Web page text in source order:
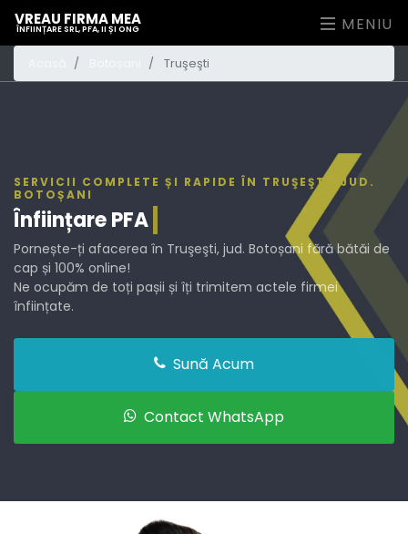
VREAU FIRMA MEA
ÎNFIINȚARE SRL, PFA, II ȘI ONG MENIU
Truşeşti
SERVICII COMPLETE ȘI RAPIDE ÎN TRUŞEŞTI, JUD.
BOTOȘANI
ÎnființarePFA
Pornește-ți afacerea în Truşeşti, jud. Botoșani fără bătăi de
cap și 100% online!
Ne ocupăm de toți pașii și îți trimitem actele firmei
înființate.
Sună Acum
Contact WhatsApp